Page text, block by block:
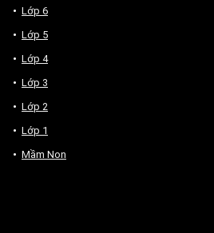
Lớp 6
Lớp 5
Lớp 4
Lớp 3
Lớp 2
Lớp 1
Mầm Non